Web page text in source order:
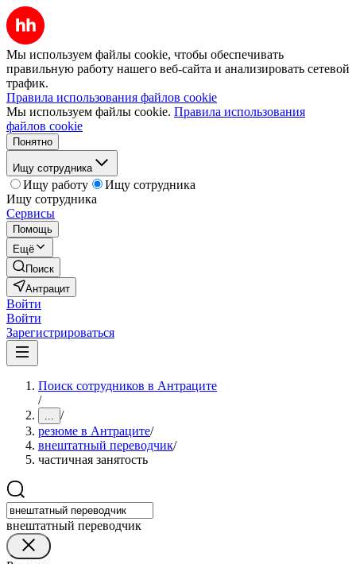
Мы используем файлы cookie, чтобы обеспечивать
правильную работу нашего веб-сайта и анализировать сетевой
трафик.
Правила использования файлов cookie
Мы используем файлы cookie. Правила использования
файлов cookie
Понятно
Ищу сотрудника
Ищу работу
Ищу сотрудника
Ищу сотрудника
Сервисы
Помощь
Ещё
Поиск
Антрацит
Войти
Войти
Зарегистрироваться
Поиск сотрудников в Антраците
/
... /
резюме в Антраците/
внештатный переводчик/
частичная занятость
внештатный переводчик